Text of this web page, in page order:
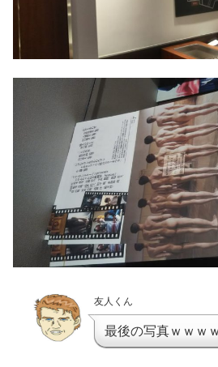
友人くん
最後の写真ｗｗｗｗ